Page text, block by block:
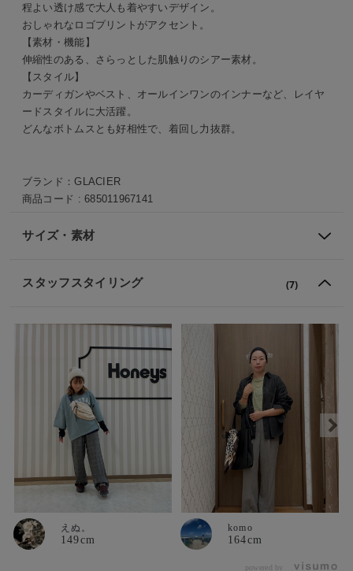
程よい透け感で大人も着やすいデザイン。
おしゃれなロゴプリントがアクセント。
【素材・機能】
伸縮性のある、さらっとした肌触りのシアー素材。
【スタイル】
カーディガンやベスト、オールインワンのインナーなど、レイヤ
ードスタイルに大活躍。
どんなボトムスとも好相性で、着回し力抜群。
ブランド：GLACIER
商品コード :685011967141
サイズ・素材
スタッフスタイリング (7)
えぬ。
149cm
komo
164cm
powered by